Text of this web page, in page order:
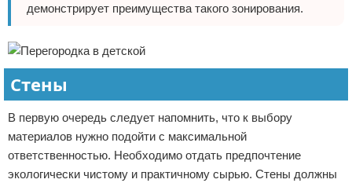
демонстрирует преимущества такого зонирования.
Стены
В первую очередь следует напомнить, что к выбору
материалов нужно подойти с максимальной
ответственностью. Необходимо отдать предпочтение
экологически чистому и практичному сырью. Стены должны